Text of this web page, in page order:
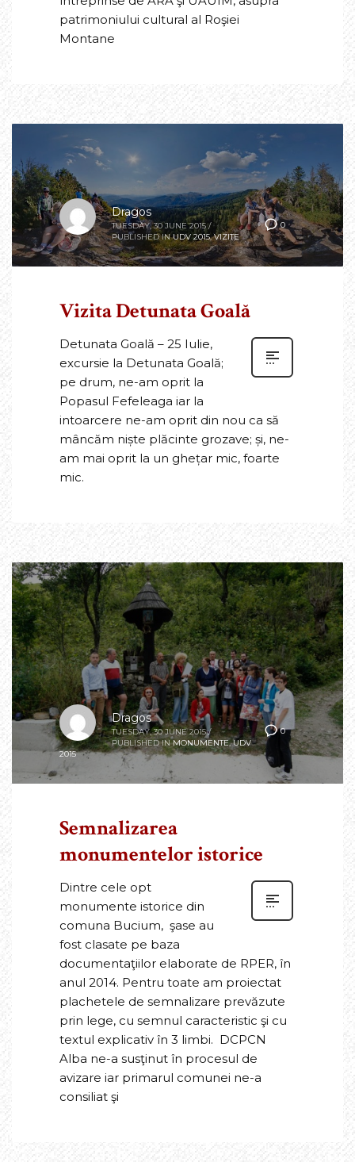
patrimoniului cultural al Roşiei
Montane
0
Dragos
TUESDAY, 30 JUNE 2015 /
PUBLISHED IN UDV 2015,VIZITE
Vizita Detunata Goală
Detunata Goală – 25 Iulie,
excursie la Detunata Goală;
pe drum, ne-am oprit la
Popasul Fefeleaga iar la
intoarcere ne-am oprit din nou ca să
mâncăm niște plăcinte grozave; și, ne-
am mai oprit la un ghețar mic, foarte
mic.
0
Dragos
TUESDAY, 30 JUNE 2015 /
PUBLISHED IN MONUMENTE,UDV
2015
Semnalizarea
monumentelor istorice
Dintre cele opt
monumente istorice din
comuna Bucium, şase au
fost clasate pe baza
documentaţiilor elaborate de RPER, în
anul 2014. Pentru toate am proiectat
plachetele de semnalizare prevăzute
prin lege, cu semnul caracteristic şi cu
textul explicativ în 3 limbi. DCPCN
Alba ne-a susţinut în procesul de
avizare iar primarul comunei ne-a
consiliat şi